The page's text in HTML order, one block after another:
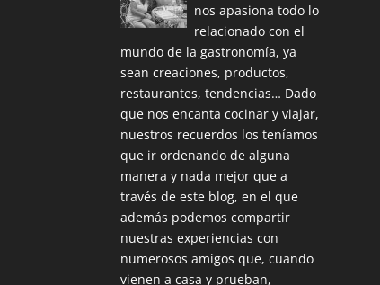
nos apasiona todo lo
relacionado con el
mundo de la gastronomía, ya
sean creaciones, productos,
restaurantes, tendencias… Dado
que nos encanta cocinar y viajar,
nuestros recuerdos los teníamos
que ir ordenando de alguna
manera y nada mejor que a
través de este blog, en el que
además podemos compartir
nuestras experiencias con
numerosos amigos que, cuando
vienen a casa y prueban,